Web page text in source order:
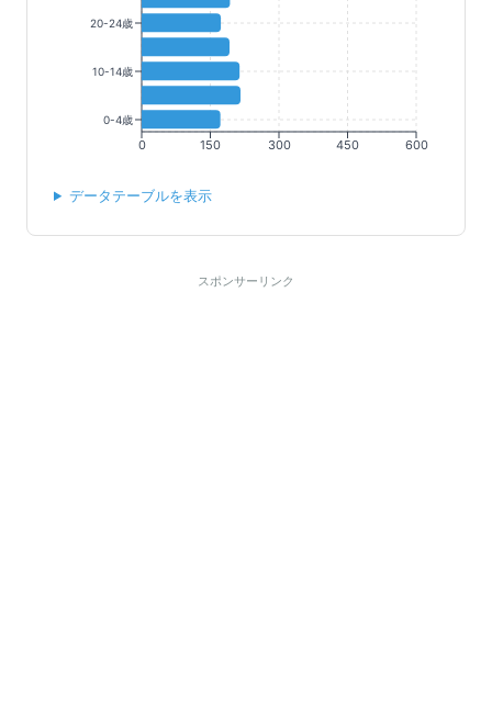
0 150 300 450 600
20-24歳
10-14歳
0-4歳
データテーブルを表示
スポンサーリンク